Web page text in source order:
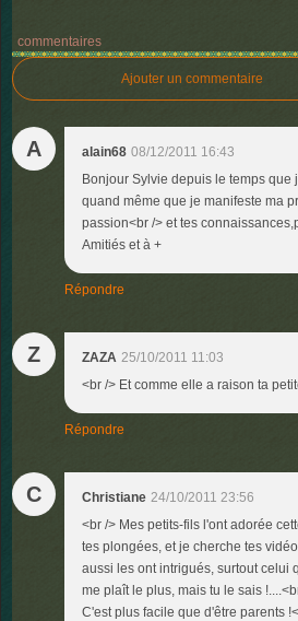
commentaires
Ajouter un commentaire
A alain68 08/12/2011 16:43
Bonjour Sylvie depuis le temps
quand même que je manifeste ma
passion<br /> et tes
Amitiés et à +
Répondre
Z ZAZA 25/10/2011 11:03
<br /> Et comme elle a raison ta
Répondre
C Christiane 24/10/2011 23:56
<br /> Mes petits-fils l'ont adorée
tes plongées, et je cherche tes
aussi les ont intrigués, surtout celui
me plaît le plus, mais tu le sais
C'est plus facile que d'être parents